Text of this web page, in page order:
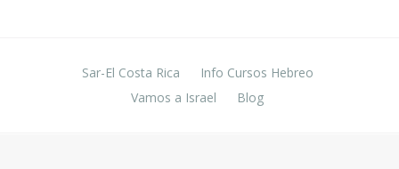
Sar-El Costa Rica
Info Cursos Hebreo
Vamos a Israel
Blog